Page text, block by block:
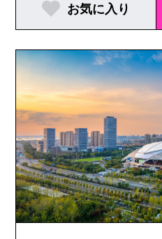
お気に入り